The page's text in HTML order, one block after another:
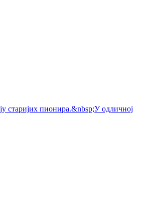
старијих пионира.&nbsp;У одличној